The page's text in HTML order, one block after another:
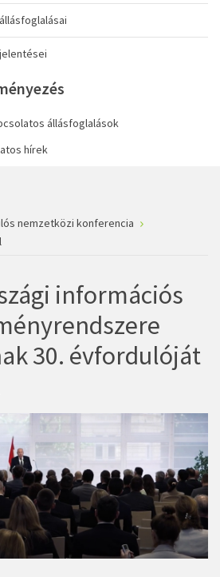
állásfoglalások
hírek
nemzetközi konferencia
információs
30. évfordulóját